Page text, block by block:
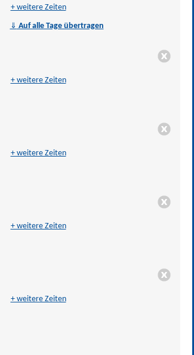
+ weitere Zeiten
⇓ Auf alle Tage übertragen
+ weitere Zeiten
+ weitere Zeiten
+ weitere Zeiten
+ weitere Zeiten